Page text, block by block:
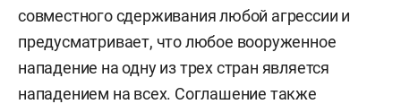
совместного сдерживания любой агрессии и
предусматривает, что любое вооруженное
нападение на одну из трех стран является
нападением на всех. Соглашение также